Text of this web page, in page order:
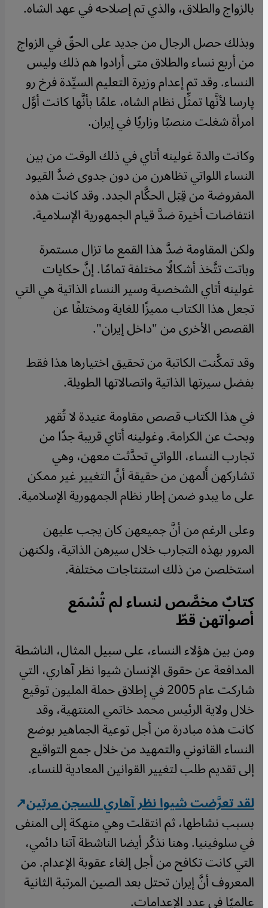
بالزواج والطلاق، والذي تم إصلاحه في عهد الشاه.
وبذلك حصل الرجال من جديد على الحقّ في الزواج
من أربع نساء والطلاق متى أرادوا هم ذلك وليس
النساء. وقد تم إعدام وزيرة التعليم السيِّدة فرخ رو
پارسا لأنَّها تمثِّل نظام الشاه، علمًا بأنَّها كانت أوَّل
امرأة شغلت منصبًا وزاريًا في إيران.
وكانت والدة غولينه أتاي في ذلك الوقت من بين
النساء اللواتي تظاهرن من دون جدوى ضدَّ القيود
المفروضة من قِبَل الحكَّام الجدد. وقد كانت هذه
انتفاضات أخيرة ضدَّ قيام الجمهورية الإسلامية.
ولكن المقاومة ضدَّ هذا القمع ما تزال مستمرة
وباتت تتَّخذ أشكالًا مختلفة تمامًا. إنَّ حكايات
غولينه أتاي الشخصية وسير النساء الذاتية هي التي
تجعل هذا الكتاب مميزًا للغاية ومختلفًا عن
القصص الأخرى من "داخل إيران".
وقد تمكَّنت الكاتبة من تحقيق اختيارها هذا فقط
بفضل سيرتها الذاتية واتصالاتها الطويلة.
في هذا الكتاب قصص مقاومة عنيدة لا تُقهر
وبحث عن الكرامة. وغولينه أتاي قريبة جدًا من
تجارب النساء، اللواتي تحدَّثت معهن، وهي
تشاركهن أَلمهن من حقيقة أنَّ التغيير غير ممكن
على ما يبدو ضمن إطار نظام الجمهورية الإسلامية.
وعلى الرغم من أنَّ جميعهن كان يجب عليهن
المرور بهذه التجارب خلال سيرهن الذاتية، ولكنهن
استخلصن من ذلك استنتاجات مختلفة.
كتابٌ مخصَّص لنساء لم تُسْمَع
أصواتهن قطّ
ومن بين هؤلاء النساء، على سبيل المثال، الناشطة
المدافعة عن حقوق الإنسان شيوا نظر آهاري، التي
شاركت عام 2005 في إطلاق حملة المليون توقيع
خلال ولاية الرئيس محمد خاتمي المنتهية، وقد
كانت هذه مبادرة من أجل توعية الجماهير بوضع
النساء القانوني والتمهيد من خلال جمع التواقيع
إلى تقديم طلب لتغيير القوانين المعادية للنساء.
لقد تعرَّضت شيوا نظر آهاري للسجن مرتين
بسبب نشاطها، ثم انتقلت وهي منهكة إلى المنفى
في سلوفينيا. وهنا نذكُر أيضا الناشطة آتنا دائمي،
التي كانت تكافح من أجل إلغاء عقوبة الإعدام. من
المعروف أنَّ إيران تحتل بعد الصين المرتبة الثانية
عالميًا في عدد الإعدامات.